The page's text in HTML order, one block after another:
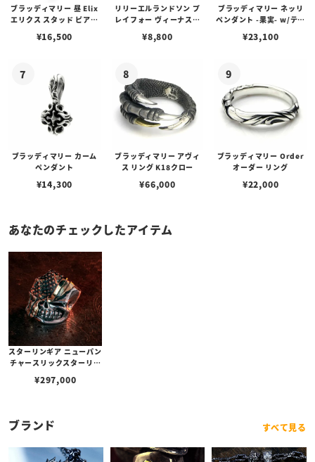
ブラッディマリー 昼 Elix
エリクス スタッド ピアス
¥16,500
リリーエルランドソン プ
レイフォー ヴィーナスチ
¥8,800
ブラッディマリー ネッリ
ペンダント -果実- w/ティ
¥23,100
ブラッディマリー カーム
ペンダント
¥14,300
ブラッディマリー アヴィ
ス リング K18クロー
¥66,000
ブラッディマリー Order
オーダー リング
¥22,000
あなたのチェックしたアイテム
スターリンギア ニューパン
チャースリックスターリン
ラスアメリカンフラッグ
¥297,000
ブランド すべて見る